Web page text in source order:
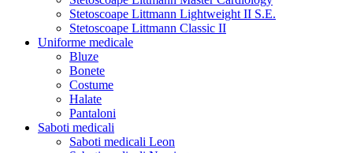
Stetoscoape Littmann Lightweight II S.E.
Stetoscoape Littmann Classic II
Uniforme medicale
Bluze
Bonete
Costume
Halate
Pantaloni
Saboti medicali
Saboti medicali Leon